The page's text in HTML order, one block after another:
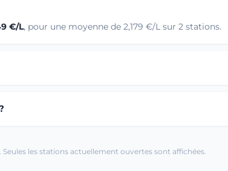
€/L, pour une moyenne de 2,179 €/L sur 2 stations.
les stations actuellement ouvertes sont affichées.